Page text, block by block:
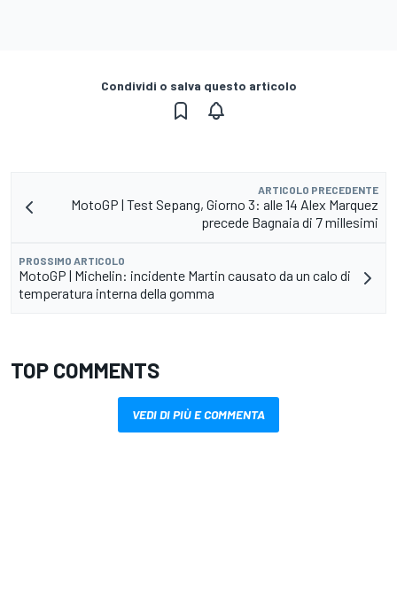
Condividi o salva questo articolo
ARTICOLO PRECEDENTE
MotoGP | Test Sepang, Giorno 3: alle 14 Alex Marquez
precede Bagnaia di 7 millesimi
PROSSIMO ARTICOLO
MotoGP | Michelin: incidente Martin causato da un calo di
temperatura interna della gomma
TOP COMMENTS
VEDI DI PIÙ E COMMENTA